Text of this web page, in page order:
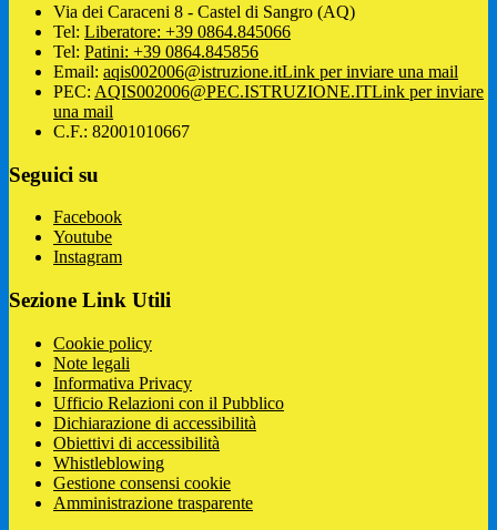
Via dei Caraceni 8 - Castel di Sangro (AQ)
Tel: Liberatore: +39 0864.845066
Tel: Patini: +39 0864.845856
Email: aqis002006@istruzione.itLink per inviare una mail
PEC: AQIS002006@PEC.ISTRUZIONE.ITLink per inviare
una mail
C.F.: 82001010667
Seguici su
Facebook
Youtube
Instagram
Sezione Link Utili
Cookie policy
Note legali
Informativa Privacy
Ufficio Relazioni con il Pubblico
Dichiarazione di accessibilità
Obiettivi di accessibilità
Whistleblowing
Gestione consensi cookie
Amministrazione trasparente